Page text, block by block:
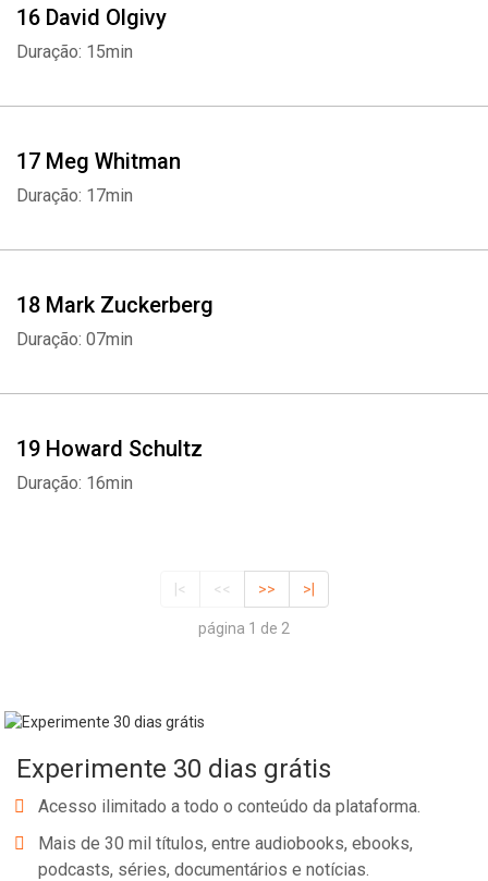
16 David Olgivy
Duração: 15min
17 Meg Whitman
Duração: 17min
18 Mark Zuckerberg
Duração: 07min
19 Howard Schultz
Duração: 16min
|< << >> >|
página 1 de 2
Experimente 30 dias grátis
Acesso ilimitado a todo o conteúdo da plataforma.
Mais de 30 mil títulos, entre audiobooks, ebooks,
podcasts, séries, documentários e notícias.